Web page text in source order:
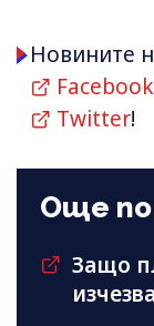
Новините
Facebook
Twitter!
Още
Защо